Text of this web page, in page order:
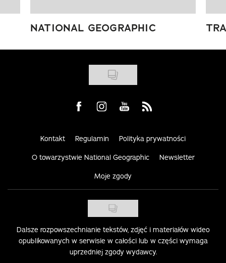
NATIONAL GEOGRAPHIC
Visit us on Facebook
Visit us on Instagram
Visit us on Youtube
Visit us on Rss
Kontakt Regulamin Polityka prywatności
O towarzystwie National Geographic Newsletter
Moje zgody
Dalsze rozpowszechnianie tekstów, zdjęć i materiałów wideo
opublikowanych w serwisie w całości lub w części wymaga
uprzedniej zgody wydawcy.